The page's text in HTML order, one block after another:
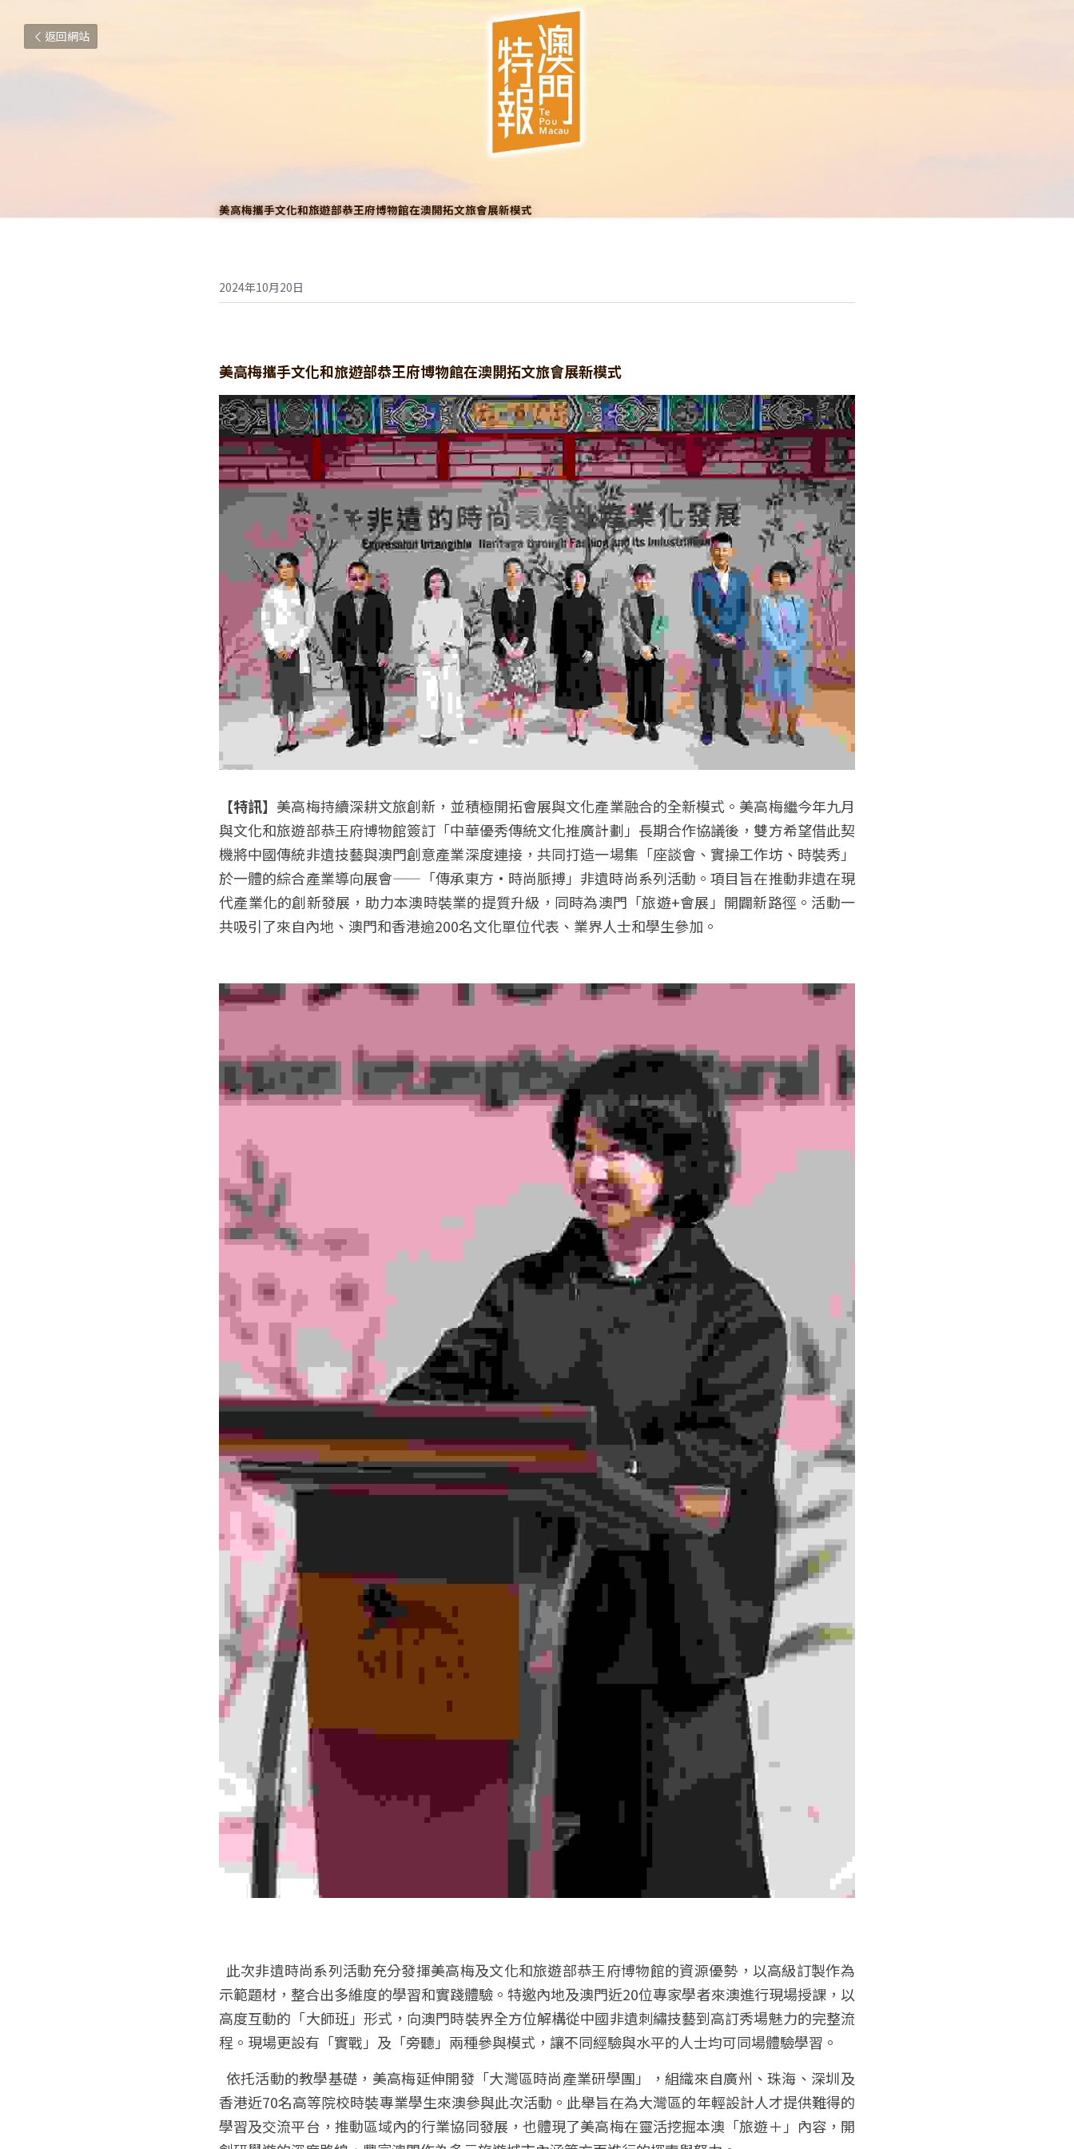
返回網站
美高梅攜手文化和旅遊部恭王府博物館在澳開拓文旅會展新模式
2024年10月20日
美高梅攜手文化和旅遊部恭王府博物館在澳開拓文旅會展新模式
【特訊】 美高梅持續深耕文旅創新，並積極開拓會展與文化產業融合的全新模式。美高梅繼今年九月
與文化和旅遊部恭王府博物館簽訂「中華優秀傳統文化推廣計劃」長期合作協議後，雙方希望借此契
機將中國傳統非遺技藝與澳門創意產業深度連接，共同打造一場集「座談會、實操工作坊、時裝秀」
於一體的綜合產業導向展會——「傳承東方·時尚脈搏」非遺時尚系列活動。項目旨在推動非遺在現
代產業化的創新發展，助力本澳時裝業的提質升級，同時為澳門「旅遊+會展」開闢新路徑。活動一
共吸引了來自內地、澳門和香港逾200名文化單位代表、業界人士和學生參加。
示範題材，整合出多維度的學習和實踐體驗。特邀內地及澳門近20位專家學者來澳進行現場授課，以
高度互動的「大師班」形式，向澳門時裝界全方位解構從中國非遺刺繡技藝到高訂秀場魅力的完整流
程。現場更設有「實戰」及「旁聽」兩種參與模式，讓不同經驗與水平的人士均可同場體驗學習。
香港近70名高等院校時裝專業學生來澳參與此次活動。此舉旨在為大灣區的年輕設計人才提供難得的
學習及交流平台，推動區域內的行業協同發展，也體現了美高梅在靈活挖掘本澳「旅遊＋」內容，開